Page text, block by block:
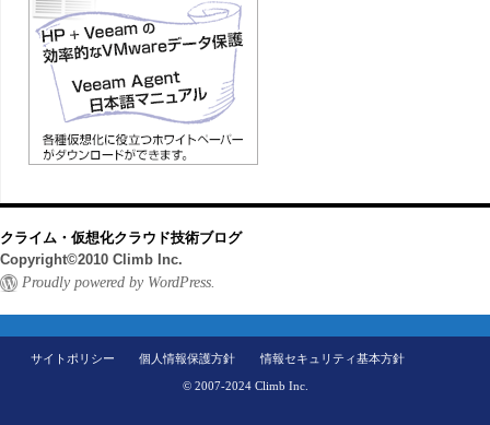
クライム・仮想化クラウド技術ブログ
Copyright©2010 Climb Inc.
Proudly powered by WordPress.
サイトポリシー 個人情報保護方針 情報セキュリティ基本方針
© 2007-2024 Climb Inc.